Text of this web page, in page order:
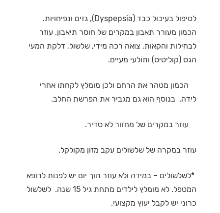
לטיפול בעיכול כבד (Dyspepsia), גזים ונפיחויות.
הכמון מעורר תאבון במקרים של חוסר תיאבון, עוזר
לבחילות והקאות, צואה רכה מידי, שלשול, דלקת המעי
הגס (קוליטיס) ותולעי מעיים.
הכמון מטהר את הרחם ולכן מומלץ לקחתו אחרי
לידה. בנוסף הוא גם מגביר את הפרשת החלב.
עוזר במקרים של מחזור לא סדיר.
עוזר במקרה של שלשולים עקב מזון מקולקל.
*לשלשולים – במידה ולא עוזר תוך יום יש לפנות לרופא
המטפל. לא מומלץ לילדים מתחת גיל 15 שנה. לשלשול
כרוני יש לקבל יעוץ מקצועי.